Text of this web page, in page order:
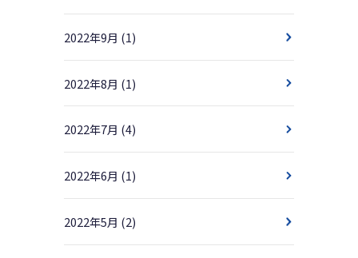
2022年9月 (1)
2022年8月 (1)
2022年7月 (4)
2022年6月 (1)
2022年5月 (2)